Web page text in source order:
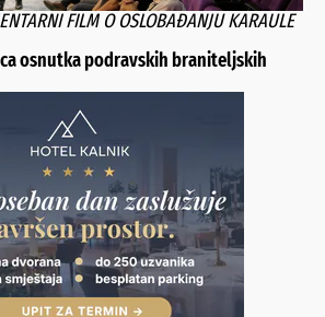
FILM O OSLOBAĐANJU KARAULE
osnutka podravskih braniteljskih